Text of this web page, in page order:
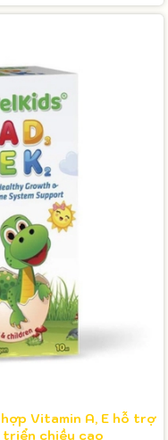
Vitamin A, E hỗ trợ
chiều cao